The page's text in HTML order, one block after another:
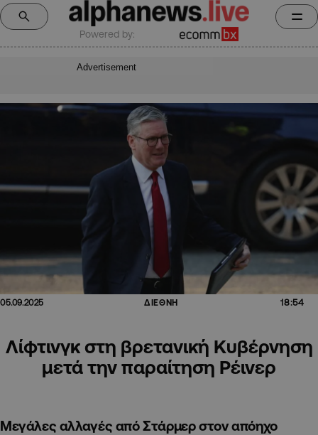
Powered by:
Advertisement
05.09.2025 ΔΙΕΘΝΗ 18:54
Λίφτινγκ στη βρετανική Κυβέρνηση
μετά την παραίτηση Ρέινερ
Μεγάλες αλλαγές από Στάρμερ στον απόηχο